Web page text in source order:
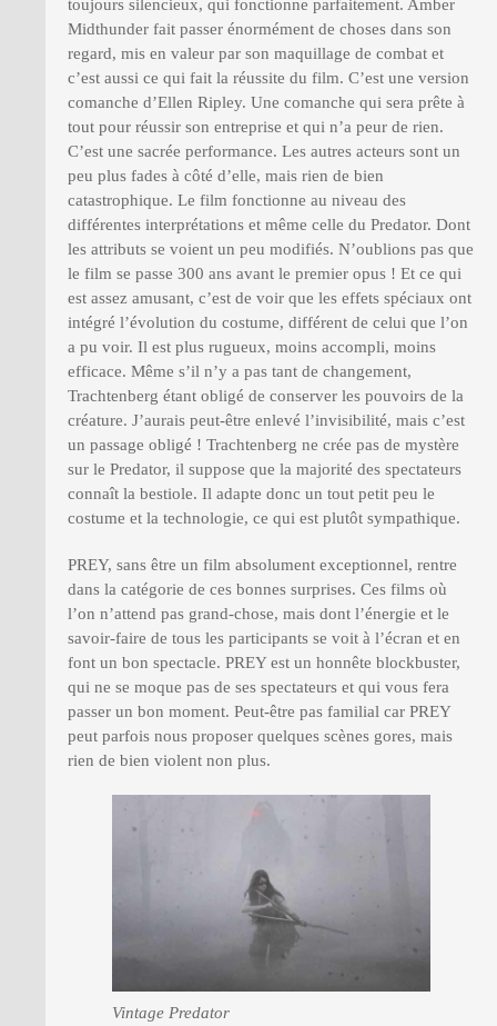
toujours silencieux, qui fonctionne parfaitement. Amber
Midthunder fait passer énormément de choses dans son
regard, mis en valeur par son maquillage de combat et
c’est aussi ce qui fait la réussite du film. C’est une version
comanche d’Ellen Ripley. Une comanche qui sera prête à
tout pour réussir son entreprise et qui n’a peur de rien.
C’est une sacrée performance. Les autres acteurs sont un
peu plus fades à côté d’elle, mais rien de bien
catastrophique. Le film fonctionne au niveau des
différentes interprétations et même celle du Predator. Dont
les attributs se voient un peu modifiés. N’oublions pas que
le film se passe 300 ans avant le premier opus ! Et ce qui
est assez amusant, c’est de voir que les effets spéciaux ont
intégré l’évolution du costume, différent de celui que l’on
a pu voir. Il est plus rugueux, moins accompli, moins
efficace. Même s’il n’y a pas tant de changement,
Trachtenberg étant obligé de conserver les pouvoirs de la
créature. J’aurais peut-être enlevé l’invisibilité, mais c’est
un passage obligé ! Trachtenberg ne crée pas de mystère
sur le Predator, il suppose que la majorité des spectateurs
connaît la bestiole. Il adapte donc un tout petit peu le
costume et la technologie, ce qui est plutôt sympathique.
PREY, sans être un film absolument exceptionnel, rentre
dans la catégorie de ces bonnes surprises. Ces films où
l’on n’attend pas grand-chose, mais dont l’énergie et le
savoir-faire de tous les participants se voit à l’écran et en
font un bon spectacle. PREY est un honnête blockbuster,
qui ne se moque pas de ses spectateurs et qui vous fera
passer un bon moment. Peut-être pas familial car PREY
peut parfois nous proposer quelques scènes gores, mais
rien de bien violent non plus.
Vintage Predator